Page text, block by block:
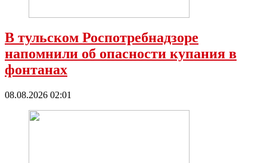
В тульском Роспотребнадзоре
напомнили об опасности купания в
фонтанах
08.08.2026 02:01